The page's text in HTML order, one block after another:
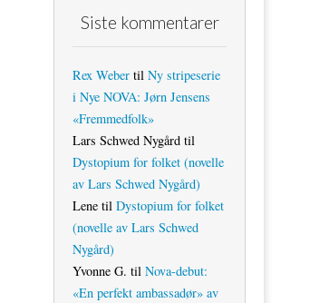
Siste kommentarer
Rex Weber til Ny stripeserie
i Nye NOVA: Jørn Jensens
«Fremmedfolk»
Lars Schwed Nygård til
Dystopium for folket (novelle
av Lars Schwed Nygård)
Lene til Dystopium for folket
(novelle av Lars Schwed
Nygård)
Yvonne G. til Nova-debut:
«En perfekt ambassadør» av